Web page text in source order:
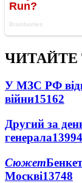
У МЗС РФ
війни15162
Другий за
генерала13994
Сюжет
Москві13748